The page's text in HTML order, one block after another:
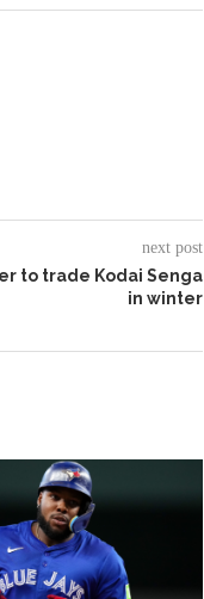
next post
to trade Kodai Senga
in winter